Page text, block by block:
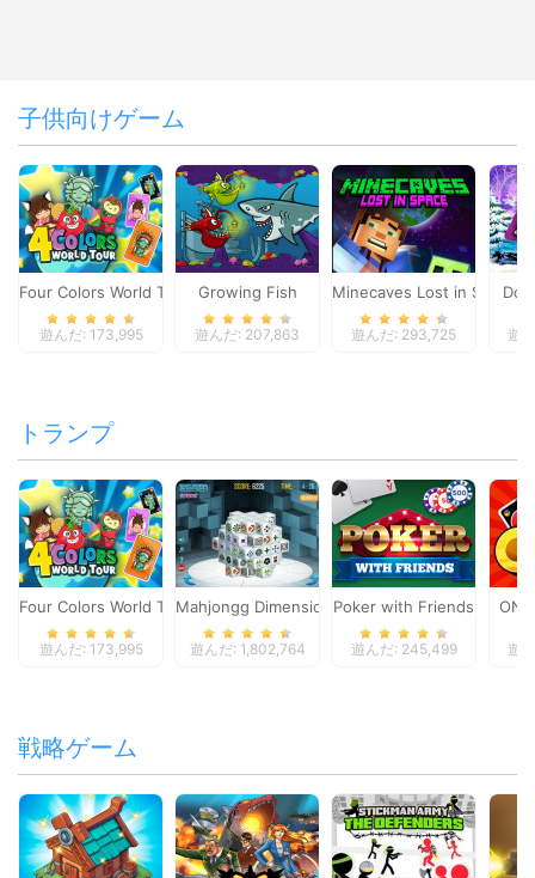
子供向けゲーム
Four Colors World Tour
遊んだ: 173,995
Growing Fish
遊んだ: 207,863
Minecaves Lost in Space
遊んだ: 293,725 遊
トランプ
Four Colors World Tour
遊んだ: 173,995
Mahjongg Dimensions
遊んだ: 1,802,764
Poker with Friends
遊んだ: 245,499 遊
戦略ゲーム